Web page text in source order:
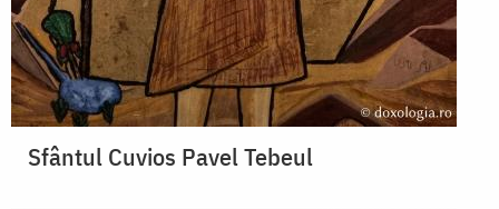
Sfântul Cuvios Pavel Tebeul